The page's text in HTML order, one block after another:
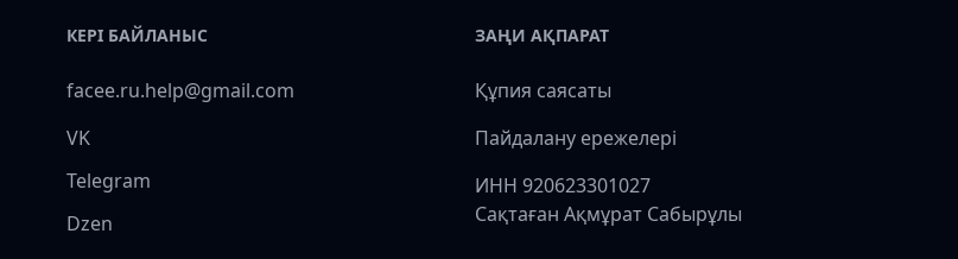
КЕРІ БАЙЛАНЫС
facee.ru.help@gmail.com
VK
Telegram
Dzen
ЗАҢИ АҚПАРАТ
Құпия саясаты
Пайдалану ережелері
ИНН 920623301027
Сақтаған Ақмұрат Сабырұлы